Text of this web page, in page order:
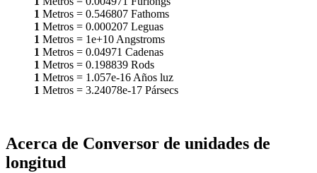
1 Metros = 0.546807 Fathoms
1 Metros = 0.000207 Leguas
1 Metros = 1e+10 Angstroms
1 Metros = 0.04971 Cadenas
1 Metros = 0.198839 Rods
1 Metros = 1.057e-16 Años luz
1 Metros = 3.24078e-17 Pársecs
Acerca de Conversor de unidades de
longitud